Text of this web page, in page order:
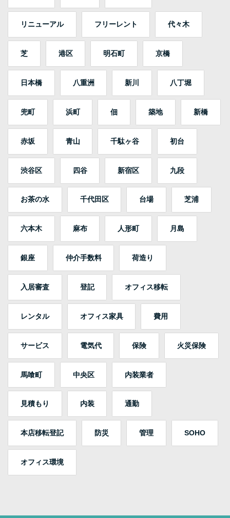
リニューアル フリーレント 代々木
芝 港区 明石町 京橋
日本橋 八重洲 新川 八丁堀
兜町 浜町 佃 築地 新橋
赤坂 青山 千駄ヶ谷 初台
渋谷区 四谷 新宿区 九段
お茶の水 千代田区 台場 芝浦
六本木 麻布 人形町 月島
銀座 仲介手数料 荷造り
入居審査 登記 オフィス移転
レンタル オフィス家具 費用
サービス 電気代 保険 火災保険
馬喰町 中央区 内装業者
見積もり 内装 通勤
本店移転登記 防災 管理 SOHO
オフィス環境